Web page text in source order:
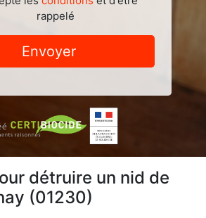
rappelé
Envoyer
détruire un nid de
(01230)